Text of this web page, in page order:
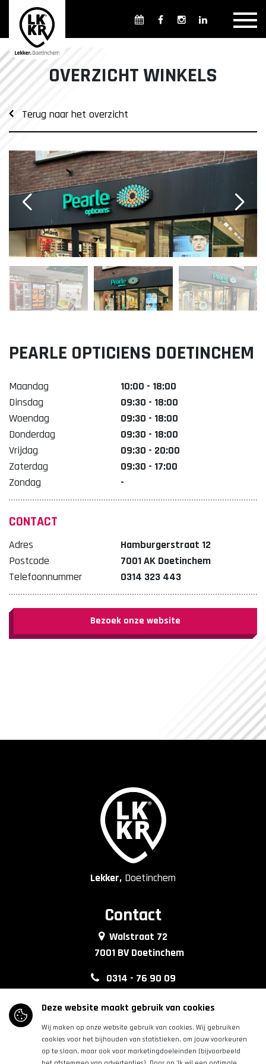
Overzicht winkels
Openingsdagen en -tijden
Weekmarkten
Overzicht Cultuur & Musea
Parkeren in Doetinchem
Openbaar vervoer
Gratis Shuttle
FAQ
Organisatie Binnenstadbedrijf Doetinchem
OVERZICHT WINKELS
Terug naar het overzicht
PEARLE OPTICIENS DOETINCHEM
Maandag
10:00 - 18:00
Dinsdag
09:30 - 18:00
Woendag
09:30 - 18:00
Donderdag
09:30 - 18:00
Vrijdag
09:30 - 20:00
Zaterdag
09:30 - 17:00
Zondag
-
CONTACT
Adres
Hamburgerstraat 12
Postcode
7001 AK Doetinchem
Telefoonnummer
0314 323 443
Bezoek onze website
Lekker, Doetinchem
Contact
Walstraat 72
7001 BV Doetinchem
0314 - 76 90 09
info@lkkrdoetinchem.nl
Volg ons
Deze website maakt gebruik van cookies
Wij maken op onze website gebruik van cookies. Wij gebruiken
cookies voor het bijhouden van statistieken, om jouw voorkeuren
op te slaan, maar ook voor marketingdoeleinden (bijvoorbeeld